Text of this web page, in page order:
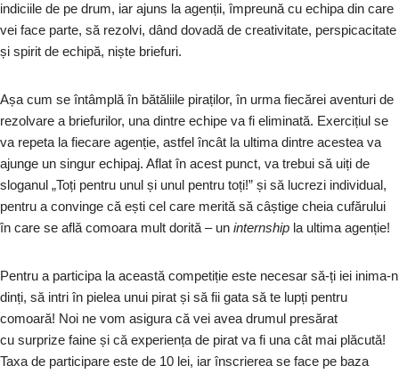
indiciile de pe drum, iar ajuns la agenții, împreună cu echipa din care
vei face parte, să rezolvi, dând dovadă de creativitate, perspicacitate
și spirit de echipă, niște briefuri.
Așa cum se întâmplă în bătăliile piraților, în urma fiecărei aventuri de
rezolvare a briefurilor, una dintre echipe va fi eliminată. Exercițiul se
va repeta la fiecare agenție, astfel încât la ultima dintre acestea va
ajunge un singur echipaj. Aflat în acest punct, va trebui să uiți de
sloganul „Toți pentru unul și unul pentru toți!” și să lucrezi individual,
pentru a convinge că ești cel care merită să câștige cheia cufărului
în care se află comoara mult dorită – un internship la ultima agenție!
Pentru a participa la această competiție este necesar să-ți iei inima-n
dinți, să intri în pielea unui pirat și să fii gata să te lupți pentru
comoară! Noi ne vom asigura că vei avea drumul presărat
cu surprize faine și că experiența de pirat va fi una cât mai plăcută!
Taxa de participare este de 10 lei, iar înscrierea se face pe baza